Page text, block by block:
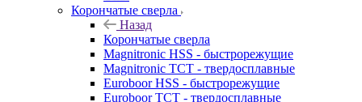
Корончатые сверла
Назад
Корончатые сверла
Magnitronic HSS - быстрорежущие
Magnitronic TCT - твердосплавные
Euroboor HSS - быстрорежущие
Euroboor TCT - твердосплавные